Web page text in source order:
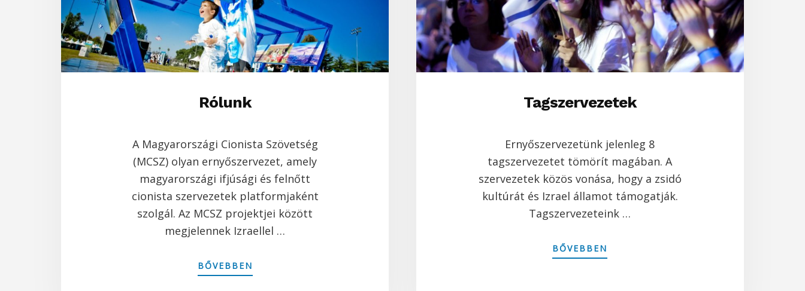
Rólunk
A Magyarországi Cionista Szövetség
(MCSZ) olyan ernyőszervezet, amely
magyarországi ifjúsági és felnőtt
cionista szervezetek platformjaként
szolgál. Az MCSZ projektjei között
megjelennek Izraellel …
BŐVEBBEN
RÓLUNK
Tagszervezetek
Ernyőszervezetünk jelenleg 8
tagszervezetet tömörít magában. A
szervezetek közös vonása, hogy a zsidó
kultúrát és Izrael államot támogatják.
Tagszervezeteink …
BŐVEBBEN
TAGSZERVEZETEK